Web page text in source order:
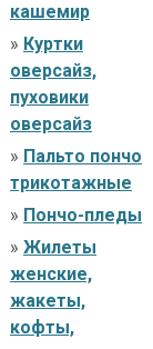
кашемир
» Куртки
оверсайз,
пуховики
оверсайз
» Пальто пончо
трикотажные
» Пончо-пледы
» Жилеты
женские,
жакеты,
кофты,